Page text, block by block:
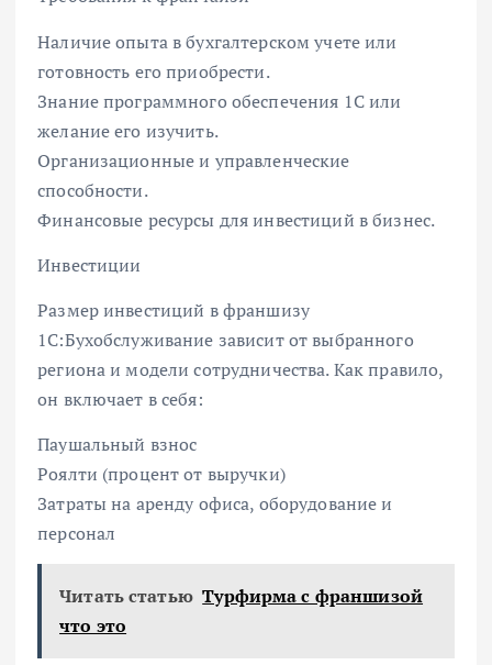
Наличие опыта в бухгалтерском учете или
готовность его приобрести.
Знание программного обеспечения 1С или
желание его изучить.
Организационные и управленческие
способности.
Финансовые ресурсы для инвестиций в бизнес.
Инвестиции
Размер инвестиций в франшизу
1С:Бухобслуживание зависит от выбранного
региона и модели сотрудничества. Как правило,
он включает в себя:
Паушальный взнос
Роялти (процент от выручки)
Затраты на аренду офиса, оборудование и
персонал
Читать статью Турфирма с франшизой
что это